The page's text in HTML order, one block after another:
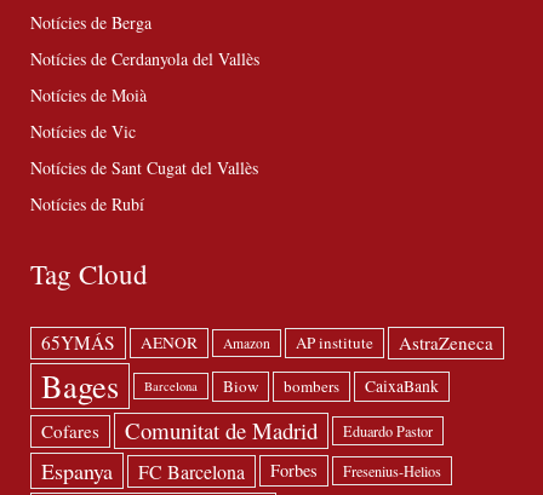
Notícies de Berga
Notícies de Cerdanyola del Vallès
Notícies de Moià
Notícies de Vic
Notícies de Sant Cugat del Vallès
Notícies de Rubí
Tag Cloud
65YMÁS AENOR Amazon AP institute AstraZeneca
Bages Barcelona Biow bombers CaixaBank
Cofares Comunitat de Madrid Eduardo Pastor
Espanya FC Barcelona Forbes Fresenius-Helios